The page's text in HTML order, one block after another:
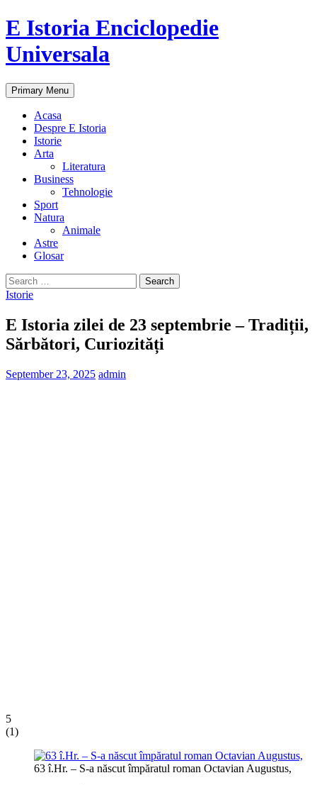
E Istoria Enciclopedie
Universala
Search
Primary Menu Skip
to
Acasa
Despre E Istoria
Istorie
Arta
Literatura
Business
Tehnologie
Sport
Natura
Animale
Astre
Glosar
Search
for:
Istorie
E Istoria zilei de 23 septembrie – Tradiții,
Sărbători, Curiozități
September 23, 2025 admin
5
(1)
63 î.Hr. – S-a născut împăratul roman Octavian Augustus,